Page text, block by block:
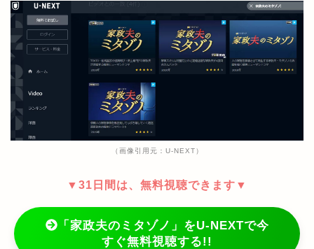
（画像引用元：U-NEXT）
▼31日間は、無料視聴できます▼
「家政夫のミタゾノ」をU-NEXTで今
すぐ無料視聴する!!